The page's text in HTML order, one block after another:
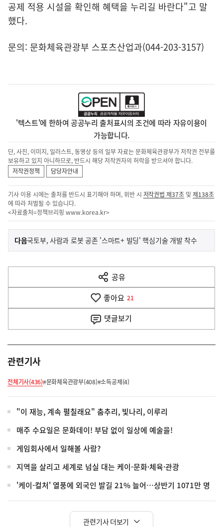
공제 적용 시설을 확인해 혜택을 누리길 바란다"고 말
했다.
문의: 문화체육관광부 스포츠산업과(044-203-3157)
'텍스트'에 한하여 공공누리 출처표시의 조건에 따라 자유이용이
가능합니다.
단, 사진, 이미지, 일러스트, 동영상 등의 일부 자료는 문화체육관광부가 저작권 전부를
보유하고 있지 아니하므로, 반드시 해당 저작권자의 허락을 받으셔야 합니다.
저작권정책
담당자안내
기사 이용 시에는 출처를 반드시 표기해야 하며, 위반 시 저작권법 제37조 및제138조
에 따라 처벌될 수 있습니다.
<자료출처=정책브리핑 www.korea.kr>
이
전
다
음
다음기
국토부, 사람과 로봇 공존 '스마트+ 빌딩' 핵심기술 개발 착수
공유
열
기
좋아요 21
댓글보기
관련기사
전체기사(436)#문화체육관광부(408)#소득공제(4)
"이 재능, 계속 펼칠래요" 춤추리, 빛나리, 이루리
매주 수요일은 문화데이! 부담 없이 일상에 예술을!
게임회사에서 일해볼 사람?
지역을 살리고 세계로 넘실 대는 케이-문화·체육·관광
'케이-컬처' 열풍에 외국인 발길 21% 늘어…상반기 1071만 명
관련기사 더보기